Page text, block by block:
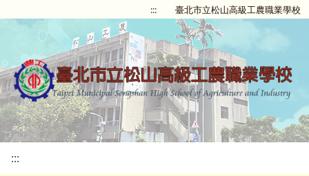
::: 臺北市立松山高級工農職業學校
:::